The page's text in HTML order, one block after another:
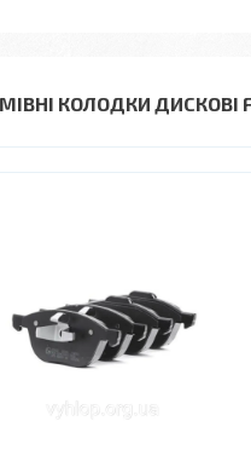
КОЛОДКИ ДИСКОВІ